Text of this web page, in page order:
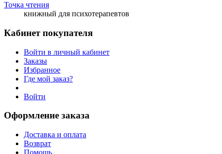
Точка чтения
книжный для психотерапевтов
Кабинет покупателя
Войти в личный кабинет
Заказы
Избранное
Где мой заказ?
Войти
Оформление заказа
Доставка и оплата
Возврат
Помощь